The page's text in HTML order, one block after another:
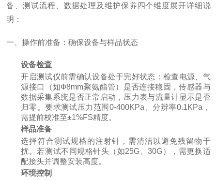
备、测试流程、数据处理及维护保养四个维度展开详细说
明：
一、操作前准备：确保设备与样品状态
设备检查
开启测试仪前需确认设备处于完好状态：检查电源、气
源接口（如Ф8mm聚氨酯管）是否连接稳固，传感器与
数据采集系统是否正常启动，压力表与流量计显示是否
归零。要求测试压力范围0-400KPa、分辨率0.1KPa，
需提前校准至±1%FS精度。
样品准备
选择符合测试规格的注射针，需清洁以避免残留物干
扰。若测试不同规格针头（如25G、30G），需更换适
配接头并调整安装高度。
环境控制